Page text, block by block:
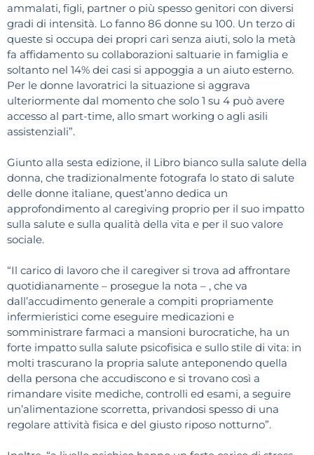
ammalati, figli, partner o più spesso genitori con diversi
gradi di intensità. Lo fanno 86 donne su 100. Un terzo di
queste si occupa dei propri cari senza aiuti, solo la metà
fa affidamento su collaborazioni saltuarie in famiglia e
soltanto nel 14% dei casi si appoggia a un aiuto esterno.
Per le donne lavoratrici la situazione si aggrava
ulteriormente dal momento che solo 1 su 4 può avere
accesso al part-time, allo smart working o agli asili
assistenziali”.
Giunto alla sesta edizione, il Libro bianco sulla salute della
donna, che tradizionalmente fotografa lo stato di salute
delle donne italiane, quest’anno dedica un
approfondimento al caregiving proprio per il suo impatto
sulla salute e sulla qualità della vita e per il suo valore
sociale.
“Il carico di lavoro che il caregiver si trova ad affrontare
quotidianamente – prosegue la nota – , che va
dall’accudimento generale a compiti propriamente
infermieristici come eseguire medicazioni e
somministrare farmaci a mansioni burocratiche, ha un
forte impatto sulla salute psicofisica e sullo stile di vita: in
molti trascurano la propria salute anteponendo quella
della persona che accudiscono e si trovano così a
rimandare visite mediche, controlli ed esami, a seguire
un’alimentazione scorretta, privandosi spesso di una
regolare attività fisica e del giusto riposo notturno”.